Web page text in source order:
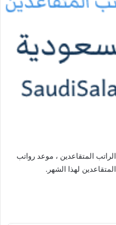
المتقاعدين ، موعد رواتب
لهذا الشهر.